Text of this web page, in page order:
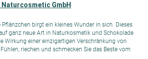
Naturcosmetic GmbH
Pflänzchen birgt ein kleines Wunder in sich. Dieses
ganz neue Art in Naturkosmetik und Schokolade
Wirkung einer einzigartigen Verschränkung von
riechen und schmecken Sie das Beste vom